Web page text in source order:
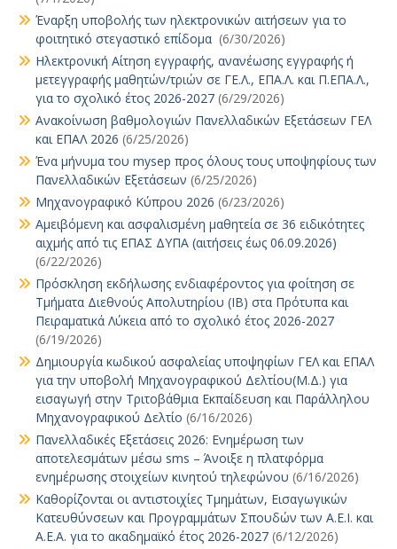
Έναρξη υποβολής των ηλεκτρονικών αιτήσεων για το
φοιτητικό στεγαστικό επίδομα (6/30/2026)
Ηλεκτρονική Αίτηση εγγραφής, ανανέωσης εγγραφής ή
μετεγγραφής μαθητών/τριών σε ΓΕ.Λ., ΕΠΑ.Λ. και Π.ΕΠΑ.Λ.,
για το σχολικό έτος 2026-2027 (6/29/2026)
Ανακοίνωση βαθμολογιών Πανελλαδικών Εξετάσεων ΓΕΛ
και ΕΠΑΛ 2026 (6/25/2026)
Ένα μήνυμα του mysep προς όλους τους υποψηφίους των
Πανελλαδικών Εξετάσεων (6/25/2026)
Μηχανογραφικό Κύπρου 2026 (6/23/2026)
Αμειβόμενη και ασφαλισμένη μαθητεία σε 36 ειδικότητες
αιχμής από τις ΕΠΑΣ ΔΥΠΑ (αιτήσεις έως 06.09.2026)
(6/22/2026)
Πρόσκληση εκδήλωσης ενδιαφέροντος για φοίτηση σε
Τμήματα Διεθνούς Απολυτηρίου (IB) στα Πρότυπα και
Πειραματικά Λύκεια από το σχολικό έτος 2026-2027
(6/19/2026)
Δημιουργία κωδικού ασφαλείας υποψηφίων ΓΕΛ και ΕΠΑΛ
για την υποβολή Μηχανογραφικού Δελτίου(Μ.Δ.) για
εισαγωγή στην Τριτοβάθμια Εκπαίδευση και Παράλληλου
Μηχανογραφικού Δελτίο (6/16/2026)
Πανελλαδικές Εξετάσεις 2026: Ενημέρωση των
αποτελεσμάτων μέσω sms – Άνοιξε η πλατφόρμα
ενημέρωσης στοιχείων κινητού τηλεφώνου (6/16/2026)
Καθορίζονται οι αντιστοιχίες Τμημάτων, Εισαγωγικών
Κατευθύνσεων και Προγραμμάτων Σπουδών των Α.Ε.Ι. και
Α.Ε.Α. για το ακαδημαϊκό έτος 2026-2027 (6/12/2026)